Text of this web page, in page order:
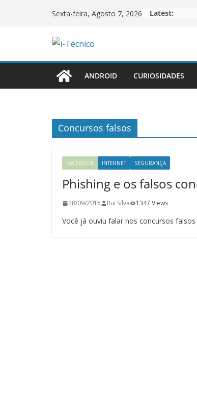
Sexta-feira, Agosto 7, 2026 Latest:
ANDROID CURIOSIDADES
Concursos falsos
FACEBOOK INTERNET SEGURANÇA
Phishing e os falsos
28/09/2015 Rui Silva 1347 Views
Você já ouviu falar nos concursos